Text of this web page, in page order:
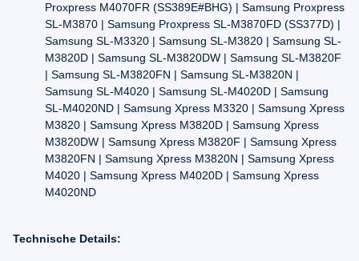
Proxpress M4070FR (SS389E#BHG) | Samsung Proxpress
SL-M3870 | Samsung Proxpress SL-M3870FD (SS377D) |
Samsung SL-M3320 | Samsung SL-M3820 | Samsung SL-
M3820D | Samsung SL-M3820DW | Samsung SL-M3820F
| Samsung SL-M3820FN | Samsung SL-M3820N |
Samsung SL-M4020 | Samsung SL-M4020D | Samsung
SL-M4020ND | Samsung Xpress M3320 | Samsung Xpress
M3820 | Samsung Xpress M3820D | Samsung Xpress
M3820DW | Samsung Xpress M3820F | Samsung Xpress
M3820FN | Samsung Xpress M3820N | Samsung Xpress
M4020 | Samsung Xpress M4020D | Samsung Xpress
M4020ND
Technische Details: